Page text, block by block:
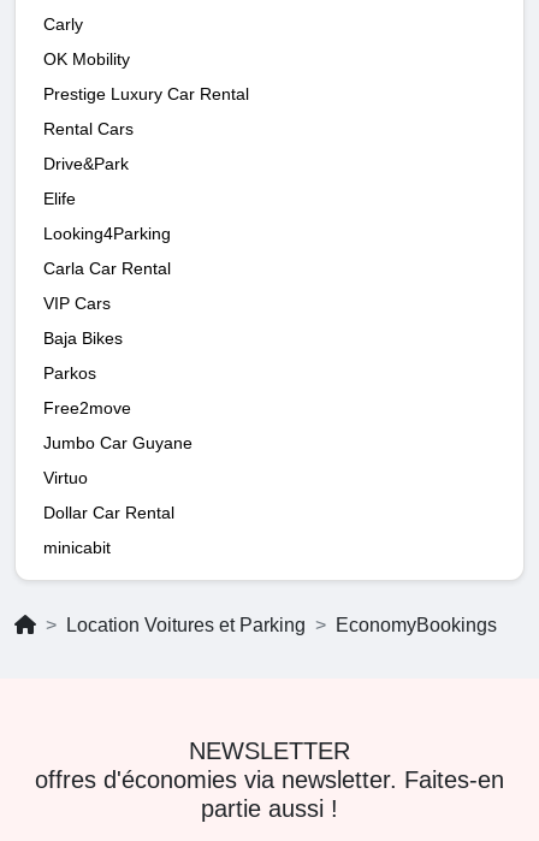
Carly
OK Mobility
Prestige Luxury Car Rental
Rental Cars
Drive&Park
Elife
Looking4Parking
Carla Car Rental
VIP Cars
Baja Bikes
Parkos
Free2move
Jumbo Car Guyane
Virtuo
Dollar Car Rental
minicabit
Location Voitures et Parking EconomyBookings
NEWSLETTER
offres d'économies via newsletter. Faites-en
partie aussi !